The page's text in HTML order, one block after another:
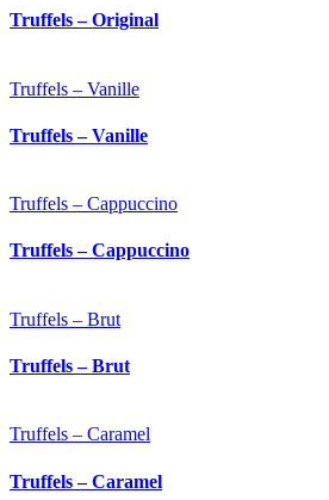
Truffels – Original
Truffels – Vanille
Truffels – Vanille
Truffels – Cappuccino
Truffels – Cappuccino
Truffels – Brut
Truffels – Brut
Truffels – Caramel
Truffels – Caramel